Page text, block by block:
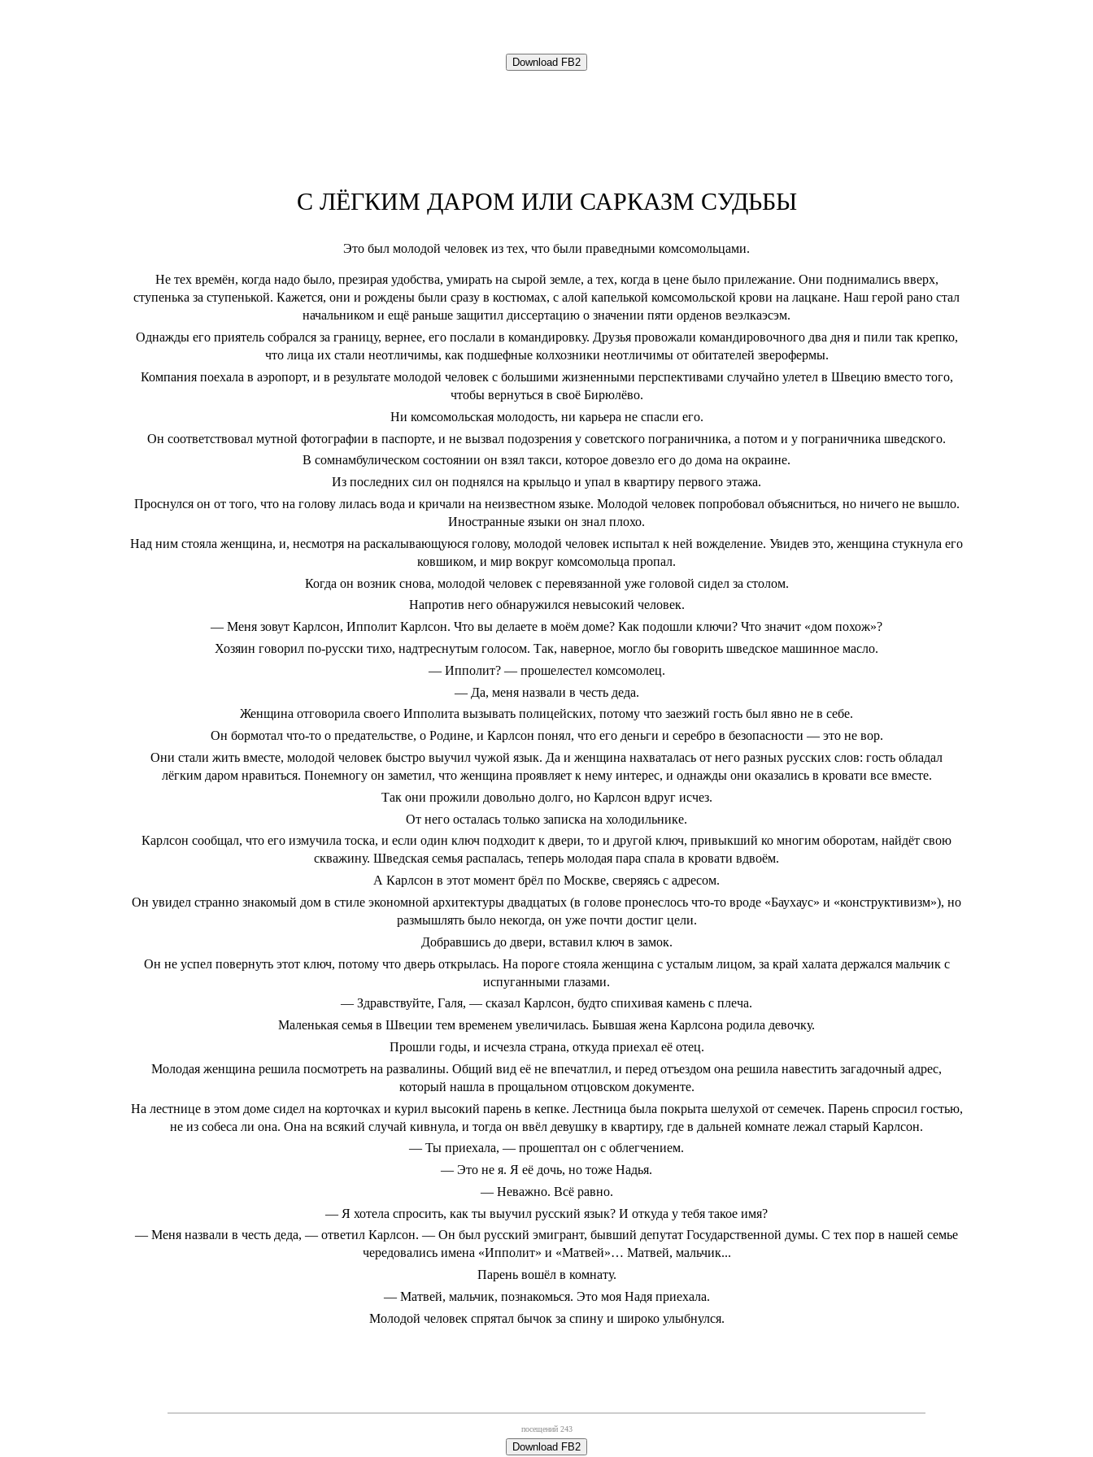
С ЛЁГКИМ ДАРОМ ИЛИ САРКАЗМ СУДЬБЫ
Это был молодой человек из тех, что были праведными комсомольцами.
Не тех времён, когда надо было, презирая удобства, умирать на сырой земле, а тех, когда в цене было прилежание. Они поднимались вверх,
ступенька за ступенькой. Кажется, они и рождены были сразу в костюмах, с алой капелькой комсомольской крови на лацкане. Наш герой рано стал
начальником и ещё раньше защитил диссертацию о значении пяти орденов веэлкаэсэм.
Однажды его приятель собрался за границу, вернее, его послали в командировку. Друзья провожали командировочного два дня и пили так крепко,
что лица их стали неотличимы, как подшефные колхозники неотличимы от обитателей зверофермы.
Компания поехала в аэропорт, и в результате молодой человек с большими жизненными перспективами случайно улетел в Швецию вместо того,
чтобы вернуться в своё Бирюлёво.
Ни комсомольская молодость, ни карьера не спасли его.
Он соответствовал мутной фотографии в паспорте, и не вызвал подозрения у советского пограничника, а потом и у пограничника шведского.
В сомнамбулическом состоянии он взял такси, которое довезло его до дома на окраине.
Из последних сил он поднялся на крыльцо и упал в квартиру первого этажа.
Проснулся он от того, что на голову лилась вода и кричали на неизвестном языке. Молодой человек попробовал объясниться, но ничего не вышло.
Иностранные языки он знал плохо.
Над ним стояла женщина, и, несмотря на раскалывающуюся голову, молодой человек испытал к ней вожделение. Увидев это, женщина стукнула его
ковшиком, и мир вокруг комсомольца пропал.
Когда он возник снова, молодой человек с перевязанной уже головой сидел за столом.
Напротив него обнаружился невысокий человек.
― Меня зовут Карлсон, Ипполит Карлсон. Что вы делаете в моём доме? Как подошли ключи? Что значит «дом похож»?
Хозяин говорил по-русски тихо, надтреснутым голосом. Так, наверное, могло бы говорить шведское машинное масло.
― Ипполит? ― прошелестел комсомолец.
― Да, меня назвали в честь деда.
Женщина отговорила своего Ипполита вызывать полицейских, потому что заезжий гость был явно не в себе.
Он бормотал что-то о предательстве, о Родине, и Карлсон понял, что его деньги и серебро в безопасности ― это не вор.
Они стали жить вместе, молодой человек быстро выучил чужой язык. Да и женщина нахваталась от него разных русских слов: гость обладал
лёгким даром нравиться. Понемногу он заметил, что женщина проявляет к нему интерес, и однажды они оказались в кровати все вместе.
Так они прожили довольно долго, но Карлсон вдруг исчез.
От него осталась только записка на холодильнике.
Карлсон сообщал, что его измучила тоска, и если один ключ подходит к двери, то и другой ключ, привыкший ко многим оборотам, найдёт свою
скважину. Шведская семья распалась, теперь молодая пара спала в кровати вдвоём.
А Карлсон в этот момент брёл по Москве, сверяясь с адресом.
Он увидел странно знакомый дом в стиле экономной архитектуры двадцатых (в голове пронеслось что-то вроде «Баухаус» и «конструктивизм»), но
размышлять было некогда, он уже почти достиг цели.
Добравшись до двери, вставил ключ в замок.
Он не успел повернуть этот ключ, потому что дверь открылась. На пороге стояла женщина с усталым лицом, за край халата держался мальчик с
испуганными глазами.
― Здравствуйте, Галя, ― сказал Карлсон, будто спихивая камень с плеча.
Маленькая семья в Швеции тем временем увеличилась. Бывшая жена Карлсона родила девочку.
Прошли годы, и исчезла страна, откуда приехал её отец.
Молодая женщина решила посмотреть на развалины. Общий вид её не впечатлил, и перед отъездом она решила навестить загадочный адрес,
который нашла в прощальном отцовском документе.
На лестнице в этом доме сидел на корточках и курил высокий парень в кепке. Лестница была покрыта шелухой от семечек. Парень спросил гостью,
не из собеса ли она. Она на всякий случай кивнула, и тогда он ввёл девушку в квартиру, где в дальней комнате лежал старый Карлсон.
― Ты приехала, ― прошептал он с облегчением.
― Это не я. Я её дочь, но тоже Надья.
― Неважно. Всё равно.
― Я хотела спросить, как ты выучил русский язык? И откуда у тебя такое имя?
― Меня назвали в честь деда, ― ответил Карлсон. ― Он был русский эмигрант, бывший депутат Государственной думы. С тех пор в нашей семье
чередовались имена «Ипполит» и «Матвей»… Матвей, мальчик...
Парень вошёл в комнату.
― Матвей, мальчик, познакомься. Это моя Надя приехала.
Молодой человек спрятал бычок за спину и широко улыбнулся.
посещений 243